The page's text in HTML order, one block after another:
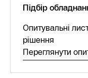
Підбір
Опитувальні
рішення
Переглянути